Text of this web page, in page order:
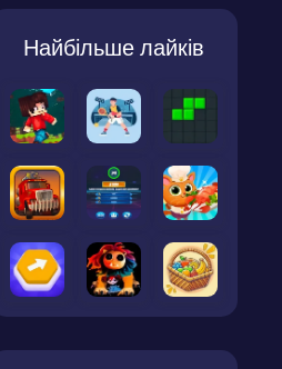
Найбільше лайків